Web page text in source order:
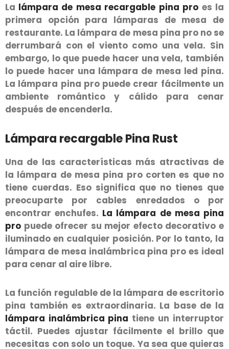
La lámpara de mesa recargable pina pro es la
primera opción para lámparas de mesa de
restaurante. La lámpara de mesa pina pro no se
derrumbará con el viento como una vela. Sin
embargo, lo que puede hacer una vela, también
lo puede hacer una lámpara de mesa led pina.
La lámpara pina pro puede crear fácilmente un
ambiente romántico y cálido para cenar
después de encenderla.
Lámpara recargable Pina Rust
Una de las características más atractivas de
la lámpara de mesa pina pro corten es que no
tiene cuerdas. Eso significa que no tienes que
preocuparte por cables enredados o por
encontrar enchufes. La lámpara de mesa pina
pro puede ofrecer su mejor efecto decorativo e
iluminado en cualquier posición. Por lo tanto, la
lámpara de mesa inalámbrica pina pro es ideal
para cenar al aire libre.
La función regulable de la lámpara de escritorio
pina también es extraordinaria. La base de la
lámpara inalámbrica pina tiene un interruptor
táctil. Puedes ajustar fácilmente el brillo que
necesitas con solo un toque. Ya sea que quieras